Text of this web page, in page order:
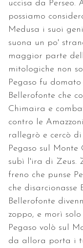
uccisa da Perseo.
possiamo
Medusa i suoi
suona un po'
maggior parte
mitologiche non
Pegaso fu
Bellerofonte che
Chimaira e
contro le
rallegrò e cercò
Pegaso sul Monte
subì l'ira di Zeus.
freno che punse
che disarcionasse
Bellerofonte
zoppo, e morì
Pegaso volò sul
da allora porta i